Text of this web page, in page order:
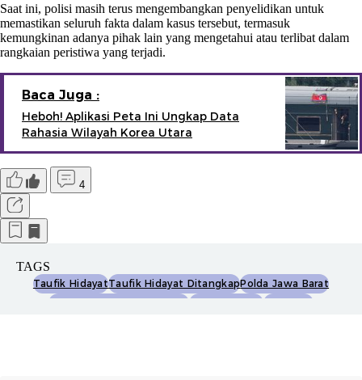
Saat ini, polisi masih terus mengembangkan penyelidikan untuk
memastikan seluruh fakta dalam kasus tersebut, termasuk
kemungkinan adanya pihak lain yang mengetahui atau terlibat dalam
rangkaian peristiwa yang terjadi.
Baca Juga :
Heboh! Aplikasi Peta Ini Ungkap Data
Rahasia Wilayah Korea Utara
4
TAGS
Taufik HidayatTaufik Hidayat DitangkapPolda Jawa Barat
Kekerasan Berbasis Gender Kasus Kriminal Warganet